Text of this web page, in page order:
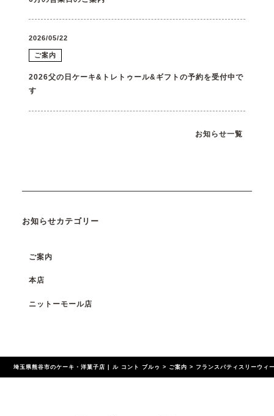
2026/05/22
ご案内
2026父の日ケーキ&トレトゥール&ギフトの予約を受付中で
す
お知らせ一覧
お知らせカテゴリー
ご案内
本店
ニットーモール店
埼玉県熊谷市のケーキ・洋菓子店 | ル コント ブルゥ > ご案内 > フランスパティスリーウィ